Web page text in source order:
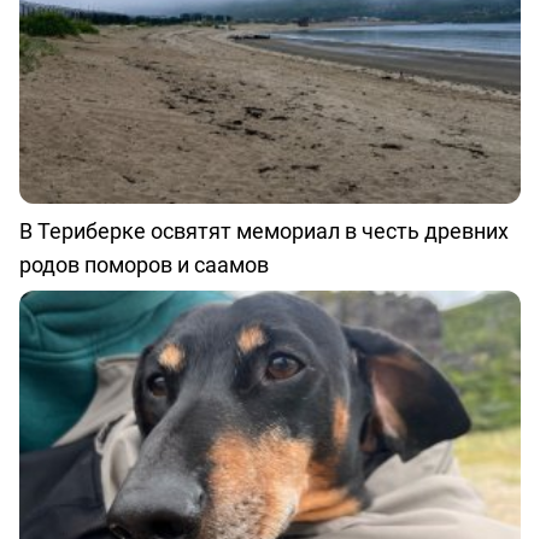
В Териберке освятят мемориал в честь древних
родов поморов и саамов